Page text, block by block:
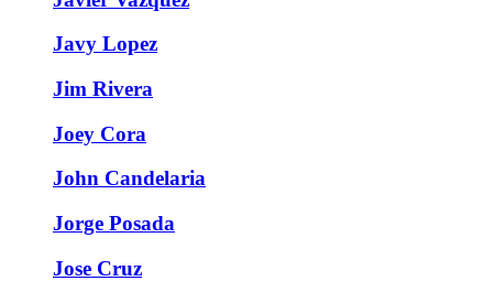
Javy Lopez
Jim Rivera
Joey Cora
John Candelaria
Jorge Posada
Jose Cruz